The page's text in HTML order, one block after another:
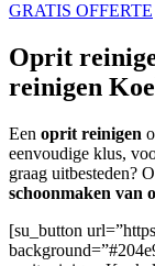
GRATIS OFFERTE
Oprit
reinigen
Een oprit reinigen
eenvoudige klus,
graag uitbesteden?
schoonmaken van
[su_button